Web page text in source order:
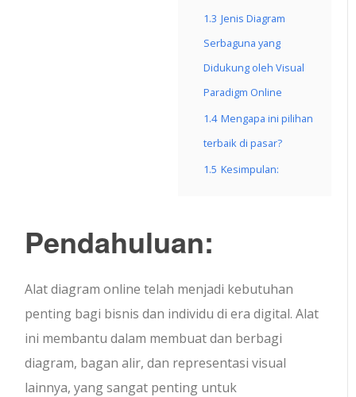
1.3 Jenis Diagram
Serbaguna yang
Didukung oleh Visual
Paradigm Online
1.4 Mengapa ini pilihan
terbaik di pasar?
1.5 Kesimpulan:
Pendahuluan:
Alat diagram online telah menjadi kebutuhan
penting bagi bisnis dan individu di era digital. Alat
ini membantu dalam membuat dan berbagi
diagram, bagan alir, dan representasi visual
lainnya, yang sangat penting untuk